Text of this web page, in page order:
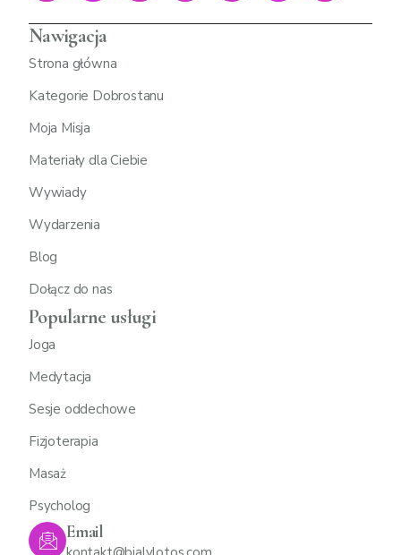
Nawigacja
Strona główna
Kategorie Dobrostanu
Moja Misja
Materiały dla Ciebie
Wywiady
Wydarzenia
Blog
Dołącz do nas
Popularne usługi
Joga
Medytacja
Sesje oddechowe
Fizjoterapia
Masaż
Psycholog
Email